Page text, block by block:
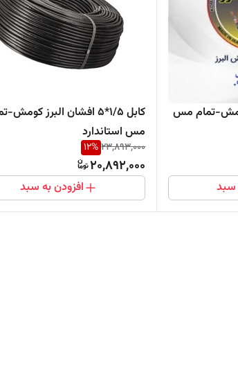
کومش-تمام مس
سبد
کابل 1/5*5 افشان البرز کومش-
مس استاندارد
23,893,000
12%
20,892,000
افزودن به سبد